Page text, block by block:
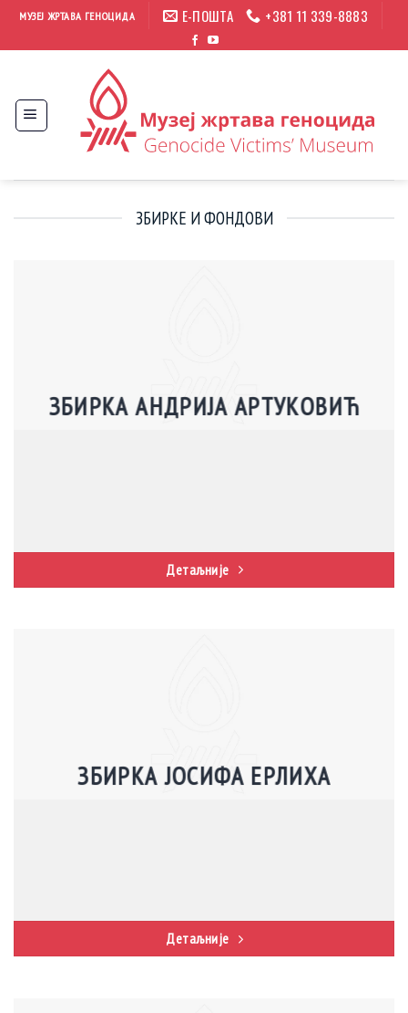
Прескочи
садржај
МУЗЕЈ ЖРТАВА ГЕНОЦИДА Е-ПОШТА +381 11 339-8883
ЗБИРКЕ И ФОНДОВИ
ЗБИРКА АНДРИЈА АРТУКОВИЋ
Детаљније
ЗБИРКА ЈОСИФА ЕРЛИХА
Детаљније